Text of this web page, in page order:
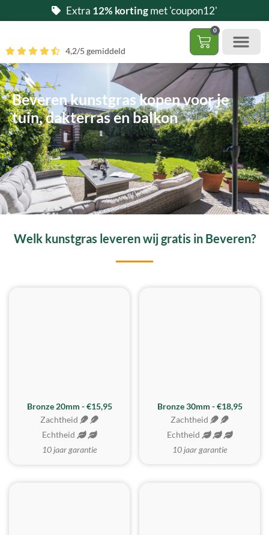
naar
inhoud
Extra 12% kortingmet 'coupon12'
0
4,2/5 gemiddeld
Beveren kunstgras kopen voor je
tuin, dakterras en balkon
Welk kunstgras leveren wij gratis in Beveren?
Bronze 20mm - €15,95
Zachtheid
Echtheid
10 jaar garantie
BESTE KOOP
Bronze 30mm - €18,95
Zachtheid
Echtheid
10 jaar garantie